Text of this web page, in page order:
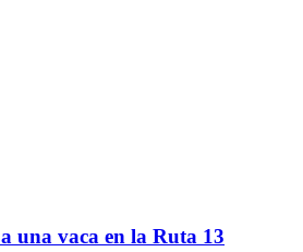
una vaca en la Ruta 13